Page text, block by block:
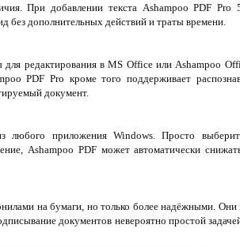
При добавлении текста Ashampoo PDF Pro
без дополнительных действий и траты времени.
редактирования в MS Office или Ashampoo
PDF Pro кроме того поддерживает
документ.
любого приложения Windows. Просто
Ashampoo PDF может автоматически
на бумаги, но только более надёжными. Они
документов невероятно простой